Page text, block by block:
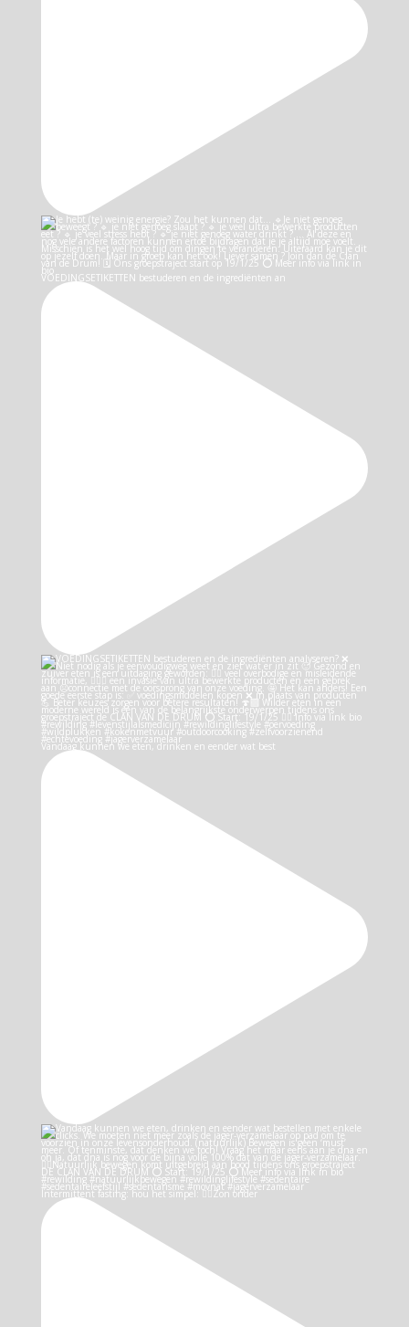
VOEDINGSETIKETTEN bestuderen en de ingrediënten an
Vandaag kunnen we eten, drinken en eender wat best
Intermittent fasting: hou het simpel: 👉🏻Zon onder